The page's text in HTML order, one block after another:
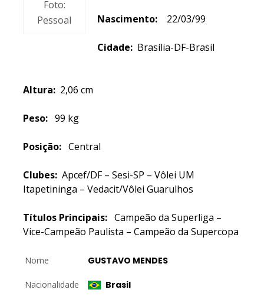
Foto:
Pessoal
Nascimento: 22/03/99
Cidade: Brasília-DF-Brasil
Altura: 2,06 cm
Peso: 99 kg
Posição: Central
Clubes: Apcef/DF – Sesi-SP – Vôlei UM
Itapetininga – Vedacit/Vôlei Guarulhos
Títulos Principais: Campeão da Superliga –
Vice-Campeão Paulista – Campeão da Supercopa
Nome GUSTAVO MENDES
Nacionalidade Brasil